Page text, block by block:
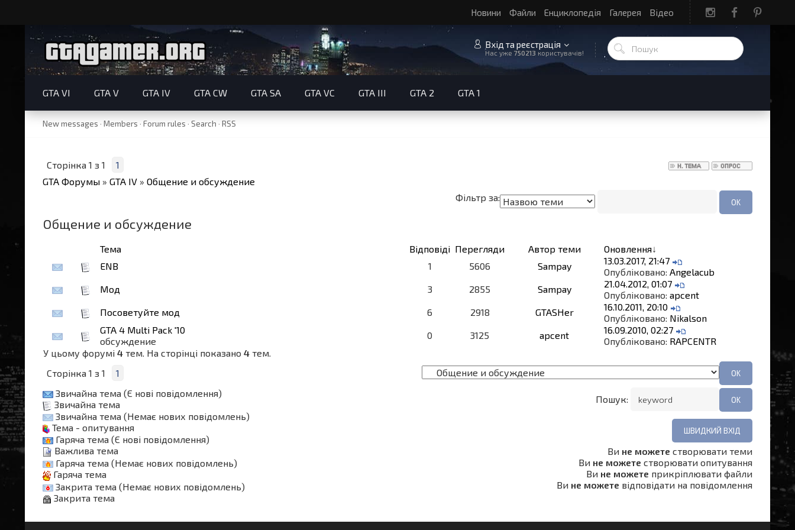
Новини Файли Енциклопедія Галерея Відео
Вхід та реєстрація
Нас уже 750213 користувачів!
GTA VI GTA V GTA IV GTA CW GTA SA GTA VC GTA III GTA 2 GTA 1
New messages · Members · Forum rules · Search · RSS
Сторінка 1 з 1
1
GTA Форумы » GTA IV » Общение и обсуждение
Фільтр за:
Общение и обсуждение
Тема Відповіді Перегляди Автор теми Оновлення↓
ENB
1 5606 Sampay
13.03.2017, 21:47
Опубліковано: Angelacub
Мод
3 2855 Sampay
21.04.2012, 01:07
Опубліковано: apcent
Посоветуйте мод
6 2918 GTASHer
16.10.2011, 20:10
Опубліковано: Nikalson
GTA 4 Multi Pack '10
обсуждение
0 3125 apcent
16.09.2010, 02:27
Опубліковано: RAPCENTR
У цьому форумі 4 тем. На сторінці показано 4 тем.
Сторінка 1 з 1
1
Звичайна тема (Є нові повідомлення)
Звичайна тема
Звичайна тема (Немає нових повідомлень)
Тема - опитування
Гаряча тема (Є нові повідомлення)
Важлива тема
Гаряча тема (Немає нових повідомлень)
Гаряча тема
Закрита тема (Немає нових повідомлень)
Закрита тема
Пошук:
Ви не можете створювати теми
Ви не можете створювати опитування
Ви не можете прикріплювати файли
Ви не можете відповідати на повідомлення